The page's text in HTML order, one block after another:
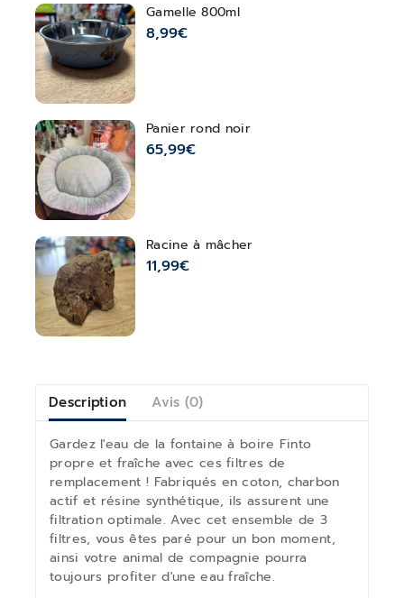
Gamelle 800ml
8,99€
Panier rond noir
65,99€
Racine à mâcher
11,99€
Description Avis (0)
Gardez l'eau de la fontaine à boire Finto
propre et fraîche avec ces filtres de
remplacement ! Fabriqués en coton, charbon
actif et résine synthétique, ils assurent une
filtration optimale. Avec cet ensemble de 3
filtres, vous êtes paré pour un bon moment,
ainsi votre animal de compagnie pourra
toujours profiter d'une eau fraîche.